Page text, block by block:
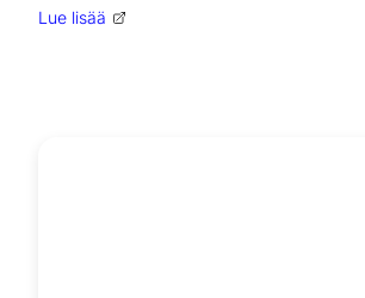
Lue lisää